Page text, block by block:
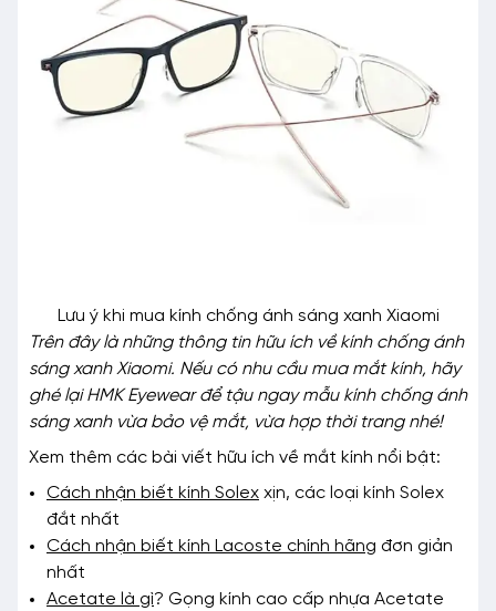
Lưu ý khi mua kính chống ánh sáng xanh Xiaomi
Trên đây là những thông tin hữu ích về kính chống ánh
sáng xanh Xiaomi. Nếu có nhu cầu mua mắt kính, hãy
ghé lại HMK Eyewear để tậu ngay mẫu kính chống ánh
sáng xanh vừa bảo vệ mắt, vừa hợp thời trang nhé!
Xem thêm các bài viết hữu ích về mắt kính nổi bật:
Cách nhận biết kính Solex xịn, các loại kính Solex
đắt nhất
Cách nhận biết kính Lacoste chính hãng đơn giản
nhất
Acetate là gì? Gọng kính cao cấp nhựa Acetate